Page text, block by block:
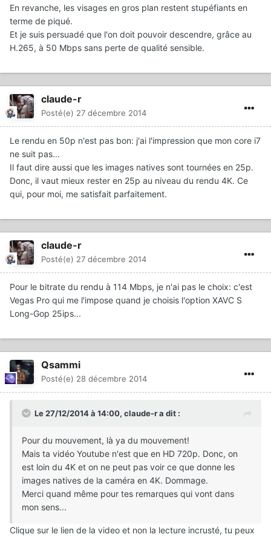
En revanche, les visages en gros plan restent stupéfiants en
terme de piqué.
Et je suis persuadé que l'on doit pouvoir descendre, grâce au
H.265, à 50 Mbps sans perte de qualité sensible.
claude-r
Posté(e) 27 décembre 2014
Le rendu en 50p n'est pas bon: j'ai l'impression que mon core i7
ne suit pas...
Il faut dire aussi que les images natives sont tournées en 25p.
Donc, il vaut mieux rester en 25p au niveau du rendu 4K. Ce
qui, pour moi, me satisfait parfaitement.
claude-r
Posté(e) 27 décembre 2014
Pour le bitrate du rendu à 114 Mbps, je n'ai pas le choix: c'est
Vegas Pro qui me l'impose quand je choisis l'option XAVC S
Long-Gop 25ips...
Qsammi
Posté(e) 28 décembre 2014
Le 27/12/2014 à 14:00, claude-r a dit :
Pour du mouvement, là ya du mouvement!
Mais ta vidéo Youtube n'est que en HD 720p. Donc, on
est loin du 4K et on ne peut pas voir ce que donne les
images natives de la caméra en 4K. Dommage.
Merci quand même pour tes remarques qui vont dans
mon sens...
Clique sur le lien de la video et non la lecture incrusté, tu peux